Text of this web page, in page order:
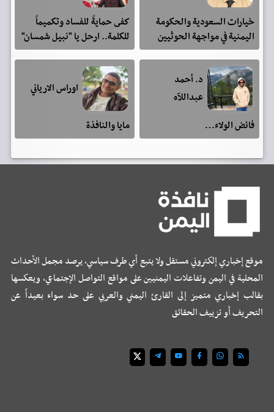
خيارات السعودية والحكومة
اليمنية في مواجهة الحوثيين
كفى حمايةً للفساد وتكميماً
للكلمة.. ارحل يا "نبيل شمسان"
د. أحمد
عبداللآه
فائض الولاء…
اوراس الارياني
مايا والنافذة
موقع إخباري إلكتروني مستقل ولا يتبع أي طرف سياسي، يرصد مجمل الأحداث
المحلية في اليمن وتفاعلات اليمنيين على مواقع التواصل الإجتماعي، ويعكسها
بقالب إخباري متميز إلى القارئ اليمني والعربي على حد سواء بعيداً عن
التحريف أو تزييف الحقائق